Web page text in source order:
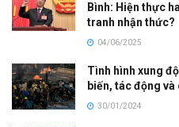
Bình: Hiện thực
tranh nhận thức?
04/06/2025
Tình hình xung
biến, tác động và
30/01/2024